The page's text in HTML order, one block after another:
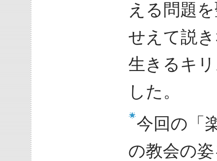
える問題
せえて説
生きるキ
した。
今回の「
の教会の